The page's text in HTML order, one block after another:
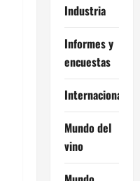
Industria
Informes y
encuestas
Internacional
Mundo del
vino